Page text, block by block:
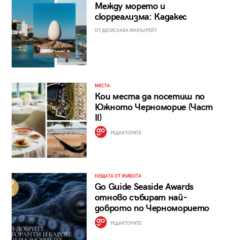
Между морето и
сюрреализма: Кадакес
ОТ ДЕСИСЛАВА МАКЪЛРЕЙТ
МЕСТА
Кои места да посетиш по
Южното Черноморие (Част
II)
РЕДАКТОРИТЕ
НЕЩАТА ОТ ЖИВОТА
Go Guide Seaside Awards
отново събират най-
доброто по Черноморието
РЕДАКТОРИТЕ